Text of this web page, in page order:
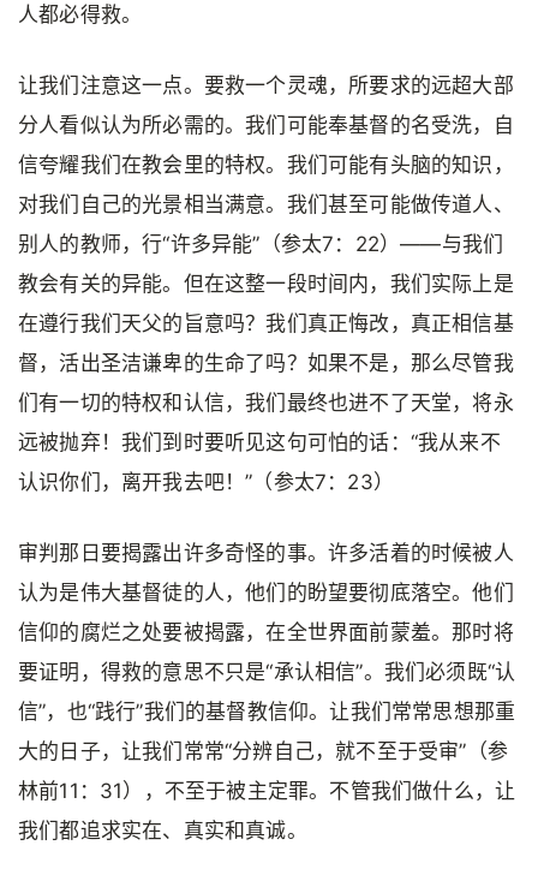
人都必得救。
让我们注意这一点。要救一个灵魂，所要求的远超大部
分人看似认为所必需的。我们可能奉基督的名受洗，自
信夸耀我们在教会里的特权。我们可能有头脑的知识，
对我们自己的光景相当满意。我们甚至可能做传道人、
别人的教师，行“许多异能”（参太7：22）——与我们
教会有关的异能。但在这整一段时间内，我们实际上是
在遵行我们天父的旨意吗？我们真正悔改，真正相信基
督，活出圣洁谦卑的生命了吗？如果不是，那么尽管我
们有一切的特权和认信，我们最终也进不了天堂，将永
远被抛弃！我们到时要听见这句可怕的话：“我从来不
认识你们，离开我去吧！”（参太7：23）
审判那日要揭露出许多奇怪的事。许多活着的时候被人
认为是伟大基督徒的人，他们的盼望要彻底落空。他们
信仰的腐烂之处要被揭露，在全世界面前蒙羞。那时将
要证明，得救的意思不只是“承认相信”。我们必须既“认
信”，也“践行”我们的基督教信仰。让我们常常思想那重
大的日子，让我们常常“分辨自己，就不至于受审”（参
林前11：31），不至于被主定罪。不管我们做什么，让
我们都追求实在、真实和真诚。